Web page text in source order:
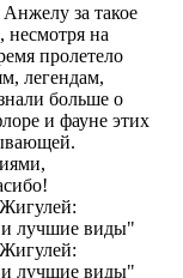
за такое
несмотря на
пролетело
легендам,
больше о
и фауне этих